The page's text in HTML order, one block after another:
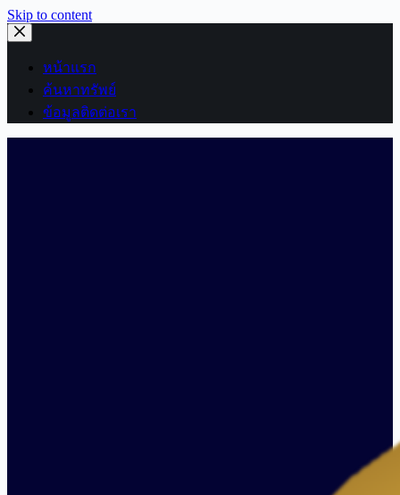
Skip to content
หน้าแรก
ค้นหาทรัพย์
ข้อมูลติดต่อเรา